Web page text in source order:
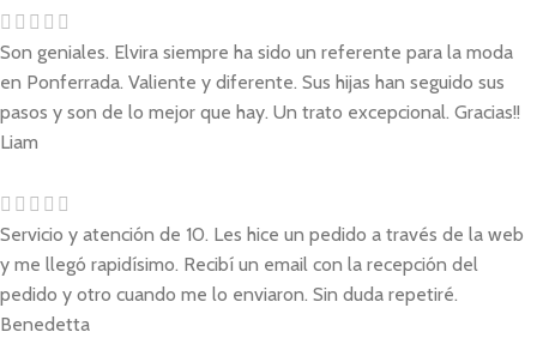
Son geniales. Elvira siempre ha sido un referente para la moda
en Ponferrada. Valiente y diferente. Sus hijas han seguido sus
pasos y son de lo mejor que hay. Un trato excepcional. Gracias!!
Liam
Servicio y atención de 10. Les hice un pedido a través de la web
y me llegó rapidísimo. Recibí un email con la recepción del
pedido y otro cuando me lo enviaron. Sin duda repetiré.
Benedetta